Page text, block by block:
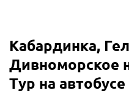
Кабардинка,
Дивноморское
Тур на автобусе